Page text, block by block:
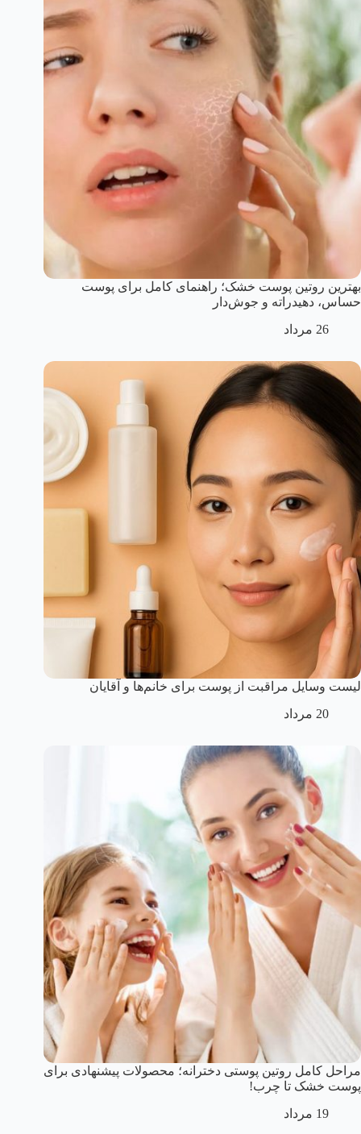
بهترین روتین پوست خشک؛ راهنمای کامل برای پوست
حساس، دهیدراته و جوش‌دار
26 مرداد
لیست وسایل مراقبت از پوست برای خانم‌ها و آقایان
20 مرداد
مراحل کامل روتین پوستی دخترانه؛ محصولات پیشنهادی برای
پوست خشک تا چرب!
19 مرداد